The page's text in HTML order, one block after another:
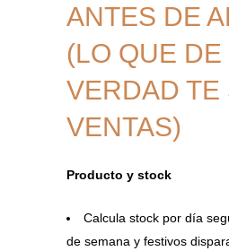
ANTES DE
(LO QUE DE
VERDAD TE
VENTAS)
Producto y stock
Calcula stock por día
de semana y festivos